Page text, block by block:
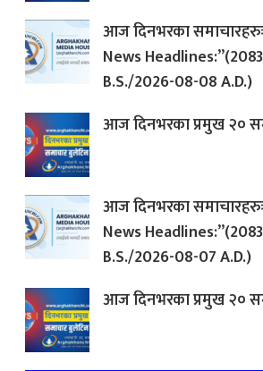
आज दिनभरका
News
B.S./2026-08-08 A.D.)
आज दिनभरका प्रमुख २०
आज दिनभरका
News
B.S./2026-08-07 A.D.)
आज दिनभरका प्रमुख २०